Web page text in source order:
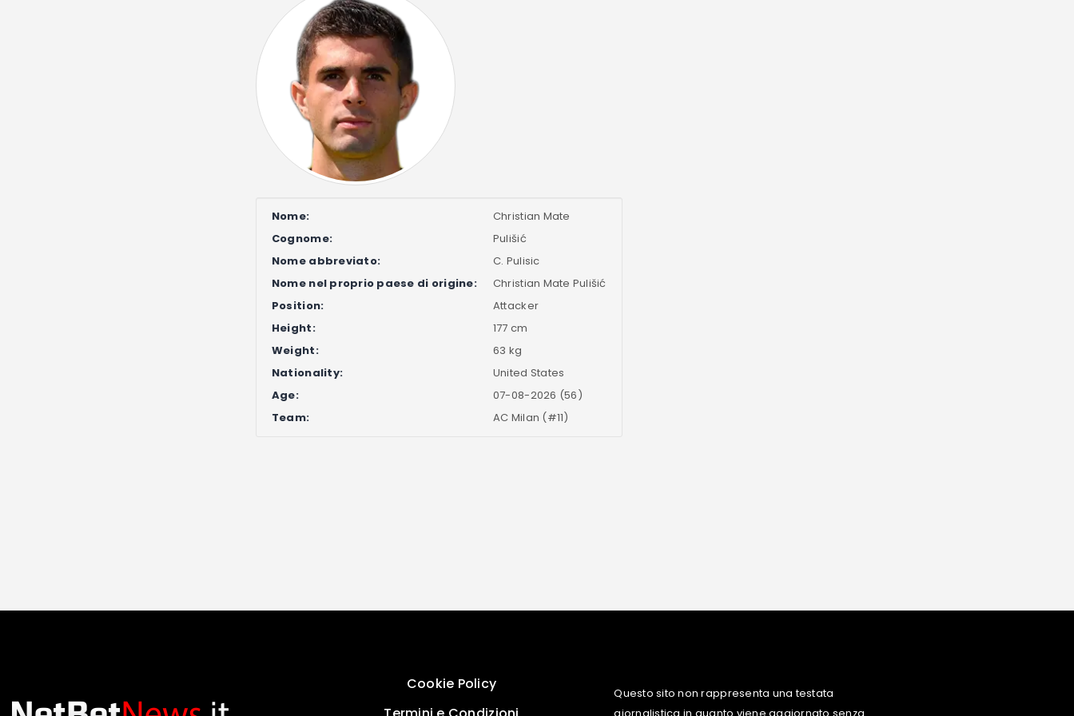
Nome:
Christian Mate
Cognome:
Pulišić
Nome abbreviato:
C. Pulisic
Nome nel proprio paese di origine:
Christian Mate Pulišić
Position:
Attacker
Height:
177 cm
Weight:
63 kg
Nationality:
United States
Age:
07-08-2026 (56)
Team:
AC Milan (#11)
Cookie Policy
Questo sito non rappresenta una testata